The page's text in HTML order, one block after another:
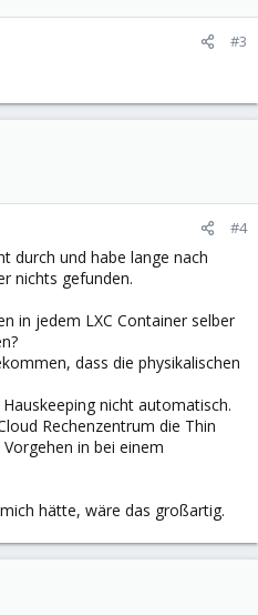
#3
#4
durch und habe lange nach
nichts gefunden.
in jedem LXC Container selber
dass die physikalischen
nicht automatisch.
Rechenzentrum die Thin
in bei einem
hätte, wäre das großartig.